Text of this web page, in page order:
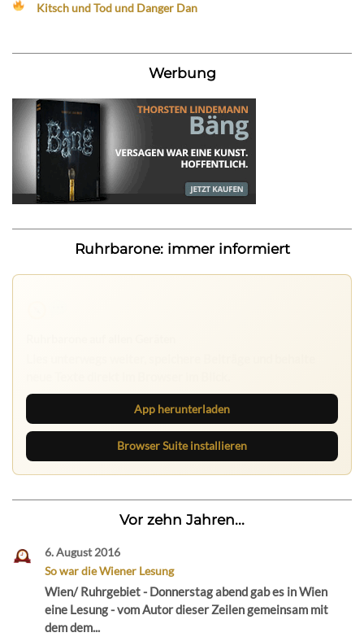
Kitsch und Tod und Danger Dan
Werbung
Ruhrbarone: immer informiert
App herunterladen
Browser Suite installieren
Vor zehn Jahren...
6. August 2016
So war die Wiener Lesung
Wien/ Ruhrgebiet - Donnerstag abend gab es in Wien
eine Lesung - vom Autor dieser Zeilen gemeinsam mit
dem dem...